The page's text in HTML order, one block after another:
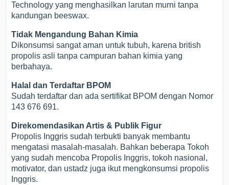
Technology yang menghasilkan larutan murni tanpa
kandungan beeswax.
Tidak Mengandung Bahan Kimia
Dikonsumsi sangat aman untuk tubuh, karena british
propolis asli tanpa campuran bahan kimia yang
berbahaya.
Halal dan Terdaftar BPOM
Sudah terdaftar dan ada sertifikat BPOM dengan Nomor
143 676 691.
Direkomendasikan Artis & Publik Figur
Propolis Inggris sudah terbukti banyak membantu
mengatasi masalah-masalah. Bahkan beberapa Tokoh
yang sudah mencoba Propolis Inggris, tokoh nasional,
motivator, dan ustadz juga ikut mengkonsumsi propolis
Inggris.